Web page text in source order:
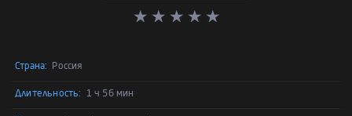
Страна: Россия
Длительность: 1 ч 56 мин